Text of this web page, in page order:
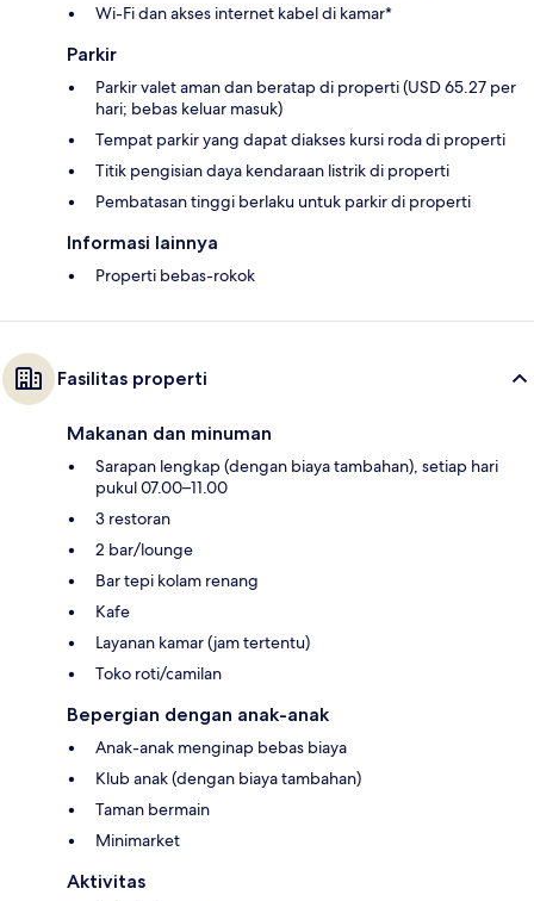
Wi-Fi dan akses internet kabel di kamar*
Parkir
Parkir valet aman dan beratap di properti (USD 65.27 per
hari; bebas keluar masuk)
Tempat parkir yang dapat diakses kursi roda di properti
Titik pengisian daya kendaraan listrik di properti
Pembatasan tinggi berlaku untuk parkir di properti
Informasi lainnya
Properti bebas-rokok
Fasilitas properti
Makanan dan minuman
Sarapan lengkap (dengan biaya tambahan), setiap hari
pukul 07.00–11.00
3 restoran
2 bar/lounge
Bar tepi kolam renang
Kafe
Layanan kamar (jam tertentu)
Toko roti/camilan
Bepergian dengan anak-anak
Anak-anak menginap bebas biaya
Klub anak (dengan biaya tambahan)
Taman bermain
Minimarket
Aktivitas